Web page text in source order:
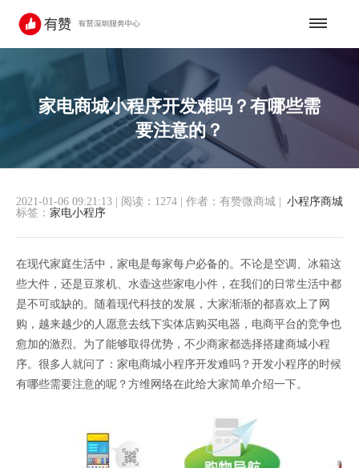
家电商城小程序开发难吗？有哪些需
要注意的？
小程序商城
2021-01-06 09:21:13 阅读：1274 作者：有赞微商城
标签： 家电小程序
在现代家庭生活中，家电是每家每户必备的。不论是空调、冰箱这
些大件，还是豆浆机、水壶这些家电小件，在我们的日常生活中都
是不可或缺的。随着现代科技的发展，大家渐渐的都喜欢上了网
购，越来越少的人愿意去线下实体店购买电器，电商平台的竞争也
愈加的激烈。为了能够取得优势，不少商家都选择搭建商城小程
序。很多人就问了：家电商城小程序开发难吗？开发小程序的时候
有哪些需要注意的呢？方维网络在此给大家简单介绍一下。